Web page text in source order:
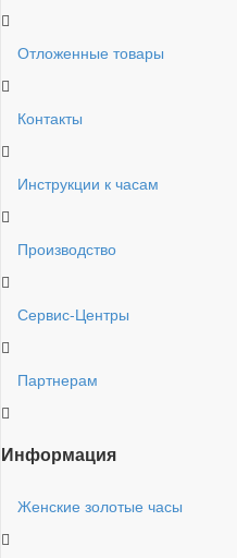
Отложенные товары
Контакты
Инструкции к часам
Производство
Сервис-Центры
Партнерам
Информация
Женские золотые часы